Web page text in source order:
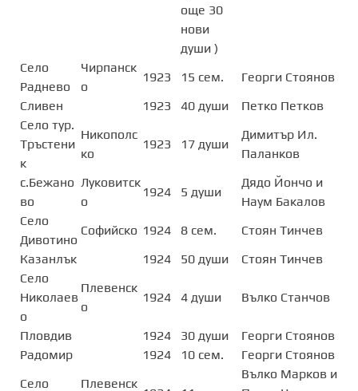
още 30
нови
души )
Село
Раднево
Чирпанск
о
1923 15 сем.
Георги Стоянов
Сливен
1923 40 души
Петко Петков
Село тур.
Тръстени
к
Никополс
ко
1923 17 души
Димитър Ил.
Паланков
с.Бежано
во
Луковитск
о
1924 5 души
Дядо Йончо и
Наум Бакалов
Село
Дивотино
Софийско 1924 8 сем.
Стоян Тинчев
Казанлък
1924 50 души
Стоян Тинчев
Село
Николаев
о
Плевенск
о
1924 4 души Вълко Станчов
Пловдив 1924 30 души
Георги Стоянов
Радомир
1924 10 сем.
Георги Стоянов
Село
Плевенск
Вълко Марков и